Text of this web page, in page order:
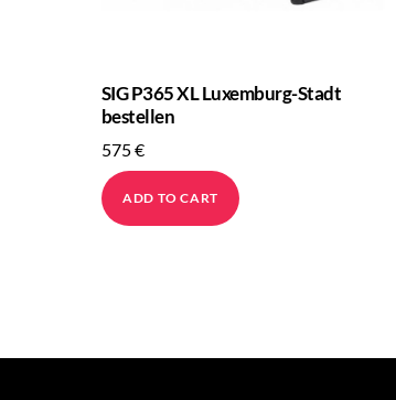
SIG P365 XL Luxemburg-Stadt
bestellen
575€
ADD TO CART